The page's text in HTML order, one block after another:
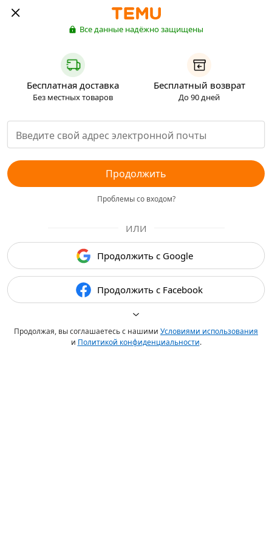
Все данные надёжно защищены
Бесплатная доставка
Без местных товаров
Бесплатный возврат
До 90 дней
Продолжить
Проблемы со входом?
ИЛИ
Продолжить с Google
Продолжить с Facebook
Продолжая, вы соглашаетесь с нашими Условиями использования
и Политикой конфиденциальности.